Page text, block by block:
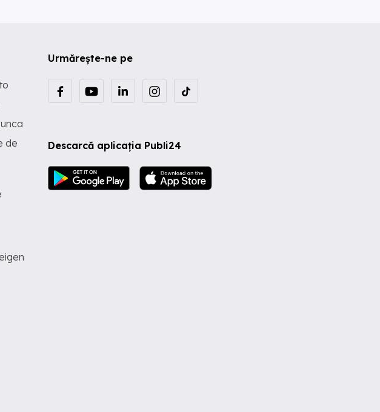
Urmărește-ne pe
Descarcă aplicația Publi24
de